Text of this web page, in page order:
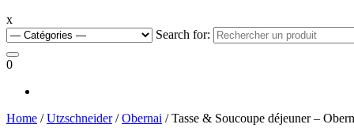
x
Search for:
0
Home /Utzschneider/Obernai / Tasse & Soucoupe déjeuner –